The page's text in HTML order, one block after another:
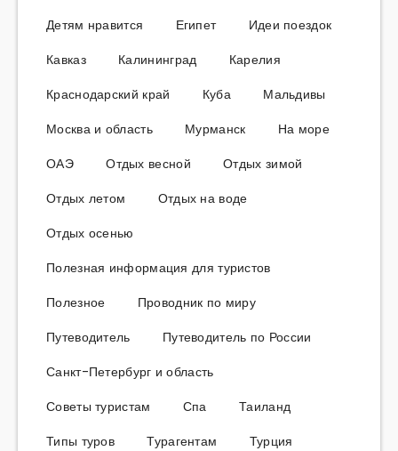
Детям нравится
Египет
Идеи поездок
Кавказ
Калининград
Карелия
Краснодарский край
Куба
Мальдивы
Москва и область
Мурманск
На море
ОАЭ
Отдых весной
Отдых зимой
Отдых летом
Отдых на воде
Отдых осенью
Полезная информация для туристов
Полезное
Проводник по миру
Путеводитель
Путеводитель по России
Санкт-Петербург и область
Советы туристам
Спа
Таиланд
Типы туров
Турагентам Турция